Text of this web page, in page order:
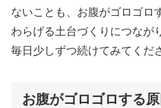
ないことも、お腹がゴロゴロ
わらげる土台づくりにつなが
毎日少しずつ続けてみてくだ
お腹がゴロゴロする